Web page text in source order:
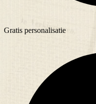
Gratis personalisatie